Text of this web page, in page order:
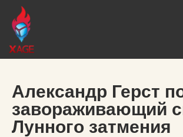
Александр Герст
завораживающий
Лунного затмения